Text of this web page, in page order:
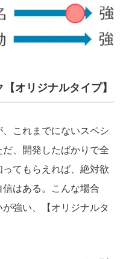
オリジナルタイプ】
これまでにないスペシ
、開発したばかりで全
てもらえれば、絶対欲
はある。こんな場合
強い、【オリジナルタ